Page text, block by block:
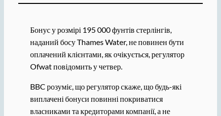
Бонус у розмірі 195 000 фунтів стерлінгів,
наданий босу Thames Water, не повинен бути
оплачений клієнтами, як очікується, регулятор
Ofwat повідомить у четвер.
BBC розуміє, що регулятор скаже, що будь-які
виплачені бонуси повинні покриватися
власниками та кредиторами компанії, а не